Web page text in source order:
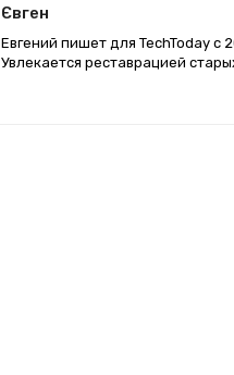
Євген
Евгений пишет для TechToday с
Увлекается реставрацией